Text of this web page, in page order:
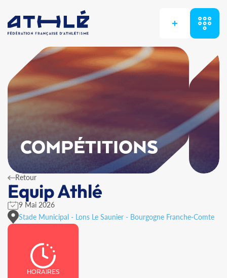
+
COMPÉTITIONS
Retour
Equip Athlé
9 Mai 2026
Stade Municipal - Lons Le Saunier - Bourgogne Franche-Comte
HORAIRES